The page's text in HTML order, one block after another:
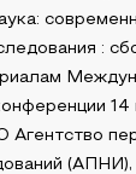
:
14
Агентство